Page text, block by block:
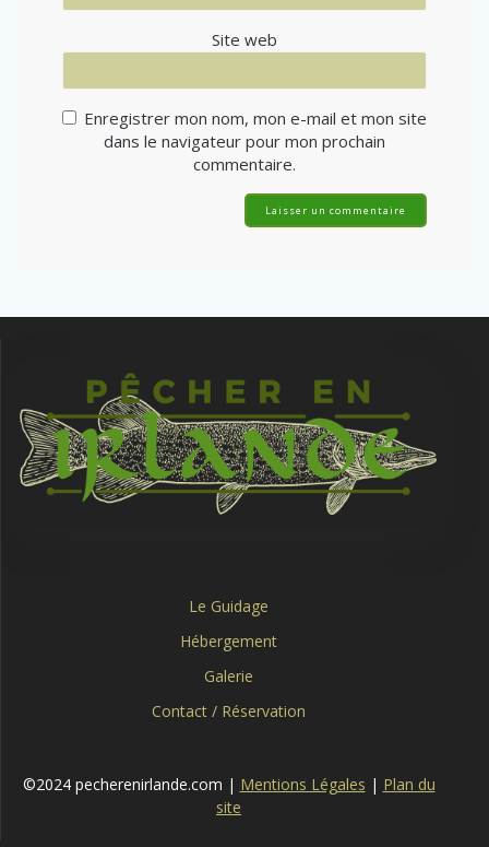
Site web
Enregistrer mon nom, mon e-mail et mon site
dans le navigateur pour mon prochain
commentaire.
Le Guidage
Hébergement
Galerie
Contact / Réservation
©2024 pecherenirlande.com | Mentions Légales | Plan du
site